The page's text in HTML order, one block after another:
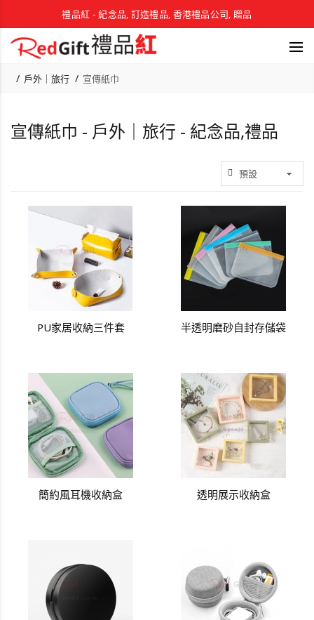
禮品紅 - 紀念品, 訂造禮品, 香港禮品公司, 贈品
戶外｜旅行 宣傳紙巾
宣傳紙巾 - 戶外｜旅行 - 紀念品,禮品
PU家居收納三件套 半透明磨砂自封存儲袋
簡約風耳機收納盒 透明展示收納盒